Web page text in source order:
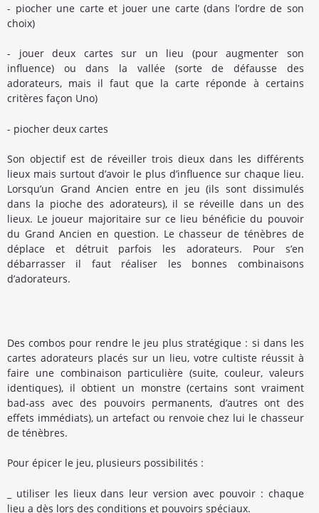
- piocher une carte et jouer une carte (dans l’ordre de son
choix)
- jouer deux cartes sur un lieu (pour augmenter son
influence) ou dans la vallée (sorte de défausse des
adorateurs, mais il faut que la carte réponde à certains
critères façon Uno)
- piocher deux cartes
Son objectif est de réveiller trois dieux dans les différents
lieux mais surtout d’avoir le plus d’influence sur chaque lieu.
Lorsqu’un Grand Ancien entre en jeu (ils sont dissimulés
dans la pioche des adorateurs), il se réveille dans un des
lieux. Le joueur majoritaire sur ce lieu bénéficie du pouvoir
du Grand Ancien en question. Le chasseur de ténèbres de
déplace et détruit parfois les adorateurs. Pour s’en
débarrasser il faut réaliser les bonnes combinaisons
d’adorateurs.
Des combos pour rendre le jeu plus stratégique : si dans les
cartes adorateurs placés sur un lieu, votre cultiste réussit à
faire une combinaison particulière (suite, couleur, valeurs
identiques), il obtient un monstre (certains sont vraiment
bad-ass avec des pouvoirs permanents, d’autres ont des
effets immédiats), un artefact ou renvoie chez lui le chasseur
de ténèbres.
Pour épicer le jeu, plusieurs possibilités :
_ utiliser les lieux dans leur version avec pouvoir : chaque
lieu a dès lors des conditions et pouvoirs spéciaux.